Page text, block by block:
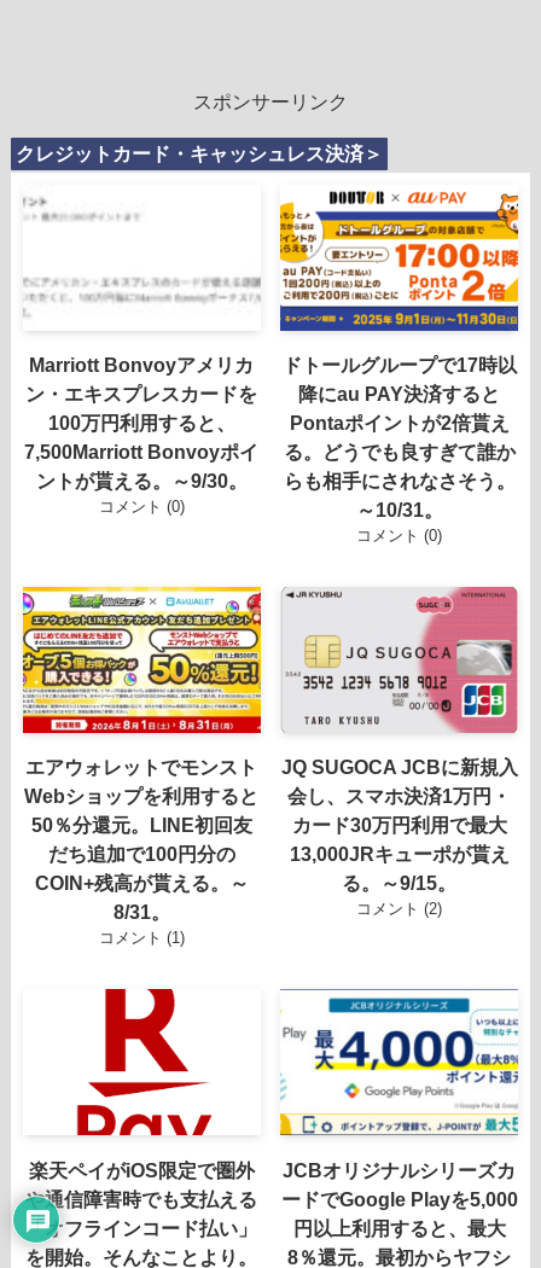
スポンサーリンク
クレジットカード・キャッシュレス決済＞
Marriott Bonvoyアメリカ
ン・エキスプレスカードを
100万円利用すると、
7,500Marriott Bonvoyポイ
ントが貰える。～9/30。
コメント (0)
ドトールグループで17時以
降にau PAY決済すると
Pontaポイントが2倍貰え
る。どうでも良すぎて誰か
らも相手にされなさそう。
～10/31。
コメント (0)
エアウォレットでモンスト
Webショップを利用すると
50％分還元。LINE初回友
だち追加で100円分の
COIN+残高が貰える。～
8/31。
コメント (1)
JQ SUGOCA JCBに新規入
会し、スマホ決済1万円・
カード30万円利用で最大
13,000JRキューポが貰え
る。～9/15。
コメント (2)
楽天ペイがiOS限定で圏外
や通信障害時でも支払える
「オフラインコード払い」
を開始。そんなことより。
JCBオリジナルシリーズカ
ードでGoogle Playを5,000
円以上利用すると、最大
8％還元。最初からヤフシ